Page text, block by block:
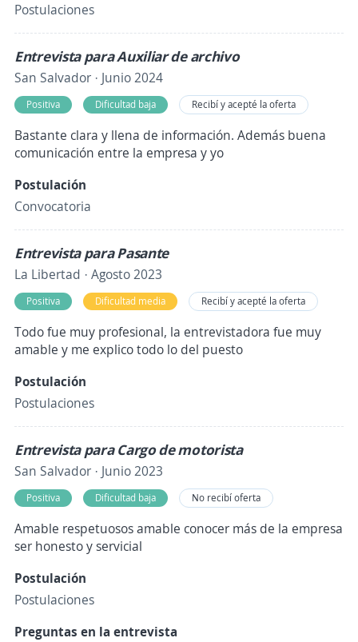
Postulaciones
Entrevista para Auxiliar de archivo
San Salvador · Junio 2024
Positiva Dificultad baja Recibí y acepté la oferta
Bastante clara y llena de información. Además buena
comunicación entre la empresa y yo
Postulación
Convocatoria
Entrevista para Pasante
La Libertad · Agosto 2023
Positiva Dificultad media Recibí y acepté la oferta
Todo fue muy profesional, la entrevistadora fue muy
amable y me explico todo lo del puesto
Postulación
Postulaciones
Entrevista para Cargo de motorista
San Salvador · Junio 2023
Positiva Dificultad baja No recibí oferta
Amable respetuosos amable conocer más de la empresa
ser honesto y servicial
Postulación
Postulaciones
Preguntas en la entrevista